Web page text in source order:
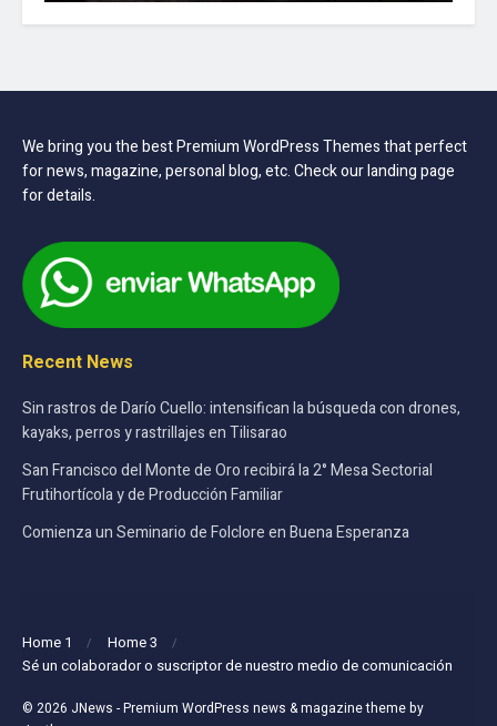
We bring you the best Premium WordPress Themes that perfect
for news, magazine, personal blog, etc. Check our landing page
for details.
Recent News
Sin rastros de Darío Cuello: intensifican la búsqueda con drones,
kayaks, perros y rastrillajes en Tilisarao
San Francisco del Monte de Oro recibirá la 2° Mesa Sectorial
Frutihortícola y de Producción Familiar
Comienza un Seminario de Folclore en Buena Esperanza
Home 1
Home 3
Sé un colaborador o suscriptor de nuestro medio de comunicación
© 2026 JNews - Premium WordPress news & magazine theme by